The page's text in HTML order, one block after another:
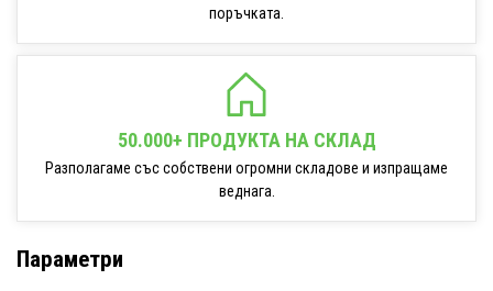
поръчката.
50.000+ ПРОДУКТА НА СКЛАД
Разполагаме със собствени огромни складове и изпращаме
веднага.
Параметри